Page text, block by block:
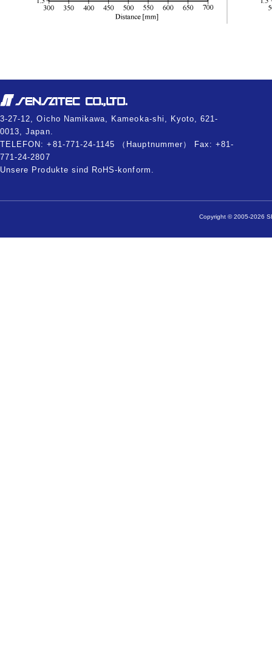
3-27-12, Oicho Namikawa, Kameoka-shi, Kyoto, 621-
0013, Japan.
TELEFON: +81-771-24-1145 （Hauptnummer） Fax: +81-
771-24-2807
Unsere Produkte sind RoHS-konform.
Copyright © 2005-2026